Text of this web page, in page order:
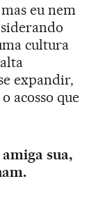
eu nem
cultura
expandir,
acosso que
sua,